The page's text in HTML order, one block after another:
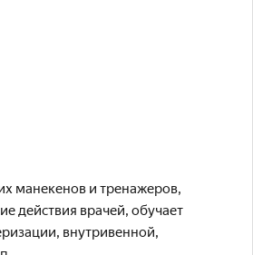
манекенов и тренажеров,
действия врачей, обучает
внутривенной,